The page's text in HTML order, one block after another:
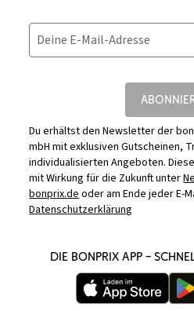
Deine E-Mail-Adresse
Du erhältst den Newsletter der
mbH mit exklusiven Gutscheinen,
individualisierten Angeboten.
mit Wirkung für die Zukunft unter
bonprix.deoder am Ende jeder E-
Datenschutzerklärung
DIE BONPRIX APP –